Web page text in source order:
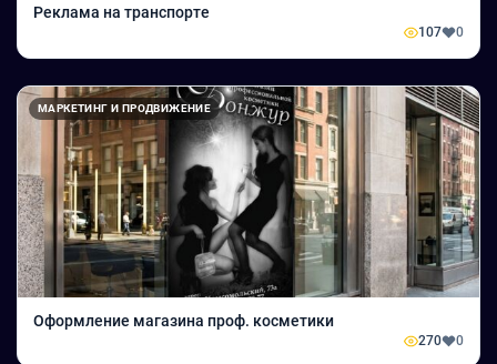
Реклама на транспорте
107 0
МАРКЕТИНГ И ПРОДВИЖЕНИЕ
Оформление магазина проф. косметики
270 0